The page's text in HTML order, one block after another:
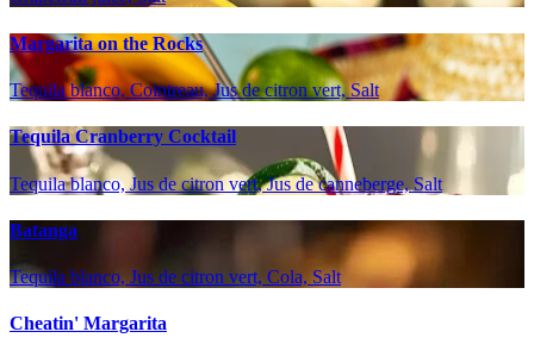
Margarita on the Rocks
Tequila blanco, Cointreau, Jus de citron vert, Salt
Tequila Cranberry Cocktail
Tequila blanco, Jus de citron vert, Jus de canneberge, Salt
Batanga
Tequila blanco, Jus de citron vert, Cola, Salt
Cheatin' Margarita